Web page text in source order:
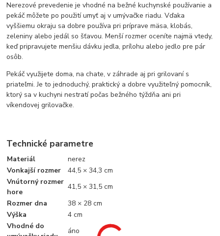
Nerezové prevedenie je vhodné na bežné kuchynské používanie a
pekáč môžete po použití umyť aj v umývačke riadu. Vďaka
vyššiemu okraju sa dobre používa pri príprave mäsa, klobás,
zeleniny alebo jedál so šťavou. Menší rozmer oceníte najmä vtedy,
keď pripravujete menšiu dávku jedla, prílohu alebo jedlo pre pár
osôb.
Pekáč využijete doma, na chate, v záhrade aj pri grilovaní s
priateľmi. Je to jednoduchý, praktický a dobre využiteľný pomocník,
ktorý sa v kuchyni nestratí počas bežného týždňa ani pri
víkendovej grilovačke.
Technické parametre
Materiál
nerez
Vonkajší rozmer
44,5 × 34,3 cm
Vnútorný rozmer
hore
41,5 × 31,5 cm
Rozmer dna
38 × 28 cm
Výška
4 cm
Vhodné do
áno